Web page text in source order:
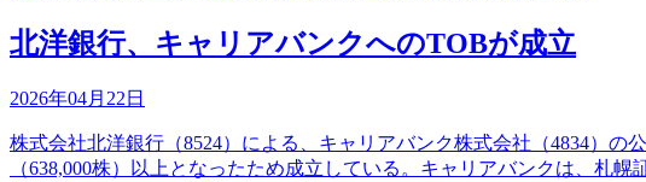
北洋銀行、キャリアバンクへのTOBが成立
2026年04月22日
株式会社北洋銀行（8524）による、キャリアバンク株式会社（4834）の
（638,000株）以上となったため成立している。キャリアバンクは、札